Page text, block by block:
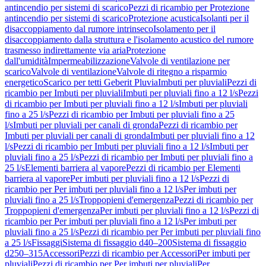
antincendio per sistemi di scaricoPezzi di ricambio per Protezione
antincendio per sistemi di scaricoProtezione acusticaIsolanti per il
disaccoppiamento dal rumore intrinsecoIsolamento per il
disaccoppiamento dalla struttura e l'isolamento acustico del rumore
trasmesso indirettamente via ariaProtezione
dall'umiditàImpermeabilizzazioneValvole di ventilazione per
scaricoValvole di ventilazioneValvole di ritegno a risparmio
energeticoScarico per tetti Geberit PluviaImbuti per pluvialiPezzi di
ricambio per Imbuti per pluvialiImbuti per pluviali fino a 12 l/sPezzi
di ricambio per Imbuti per pluviali fino a 12 l/sImbuti per pluviali
fino a 25 l/sPezzi di ricambio per Imbuti per pluviali fino a 25
l/sImbuti per pluviali per canali di grondaPezzi di ricambio per
Imbuti per pluviali per canali di grondaImbuti per pluviali fino a 12
l/sPezzi di ricambio per Imbuti per pluviali fino a 12 l/sImbuti per
pluviali fino a 25 l/sPezzi di ricambio per Imbuti per pluviali fino a
25 l/sElementi barriera al vaporePezzi di ricambio per Elementi
barriera al vaporePer imbuti per pluviali fino a 12 l/sPezzi di
ricambio per Per imbuti per pluviali fino a 12 l/sPer imbuti per
pluviali fino a 25 l/sTroppopieni d'emergenzaPezzi di ricambio per
Troppopieni d'emergenzaPer imbuti per pluviali fino a 12 l/sPezzi di
ricambio per Per imbuti per pluviali fino a 12 l/sPer imbuti per
pluviali fino a 25 l/sPezzi di ricambio per Per imbuti per pluviali fino
a 25 l/sFissaggiSistema di fissaggio d40–200Sistema di fissaggio
d250–315AccessoriPezzi di ricambio per AccessoriPer imbuti per
pluvialiPezzi di ricambio per Per imbuti per pluvialiPer